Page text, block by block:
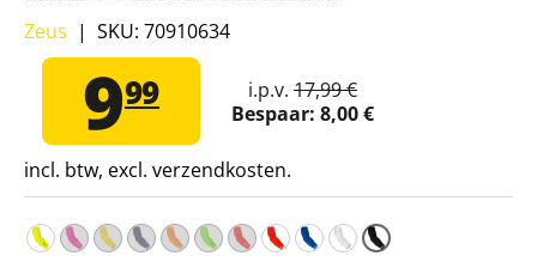
Zeus | SKU: 70910634
999 i.p.v. 17,99 €
Bespaar: 8,00 €
incl. btw, excl. verzendkosten.